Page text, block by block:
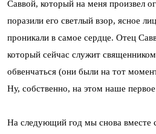
Саввой, который на меня произвел
поразили его светлый взор, ясное
проникали в самое сердце. Отец
который сейчас служит
обвенчаться (они были на тот
Ну, собственно, на этом наше
На следующий год мы снова вместе